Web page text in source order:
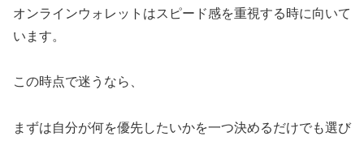
オンラインウォレットはスピード感を重視する時に向いて
います。
この時点で迷うなら、
まずは自分が何を優先したいかを一つ決めるだけでも選び